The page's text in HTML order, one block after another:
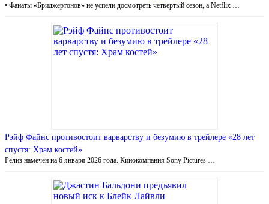
• Фанаты «Бриджертонов» не успели досмотреть четвертый сезон, а Netflix …
Рэйф Файнс противостоит варварству и безумию в трейлере «28 лет
спустя: Храм костей»
Релиз намечен на 6 января 2026 года. Кинокомпания Sony Pictures …